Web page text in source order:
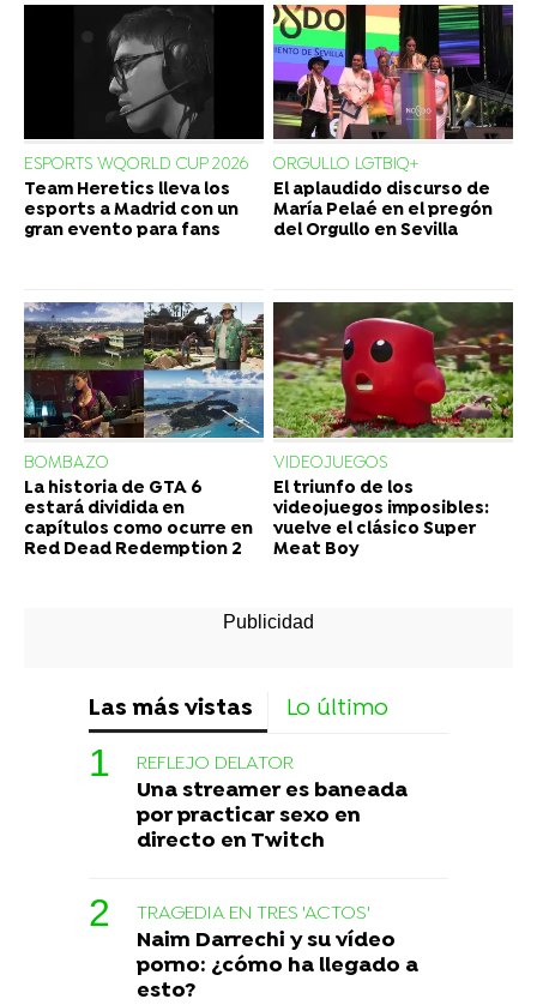
ESPORTS WQORLD CUP 2026
Team Heretics lleva los
esports a Madrid con un
gran evento para fans
ORGULLO LGTBIQ+
El aplaudido discurso de
María Pelaé en el pregón
del Orgullo en Sevilla
BOMBAZO
La historia de GTA 6
estará dividida en
capítulos como ocurre en
Red Dead Redemption 2
VIDEOJUEGOS
El triunfo de los
videojuegos imposibles:
vuelve el clásico Super
Meat Boy
Las más vistas Lo último
REFLEJO DELATOR
Una streamer es baneada
por practicar sexo en
directo en Twitch
TRAGEDIA EN TRES 'ACTOS'
Naim Darrechi y su vídeo
porno: ¿cómo ha llegado a
esto?